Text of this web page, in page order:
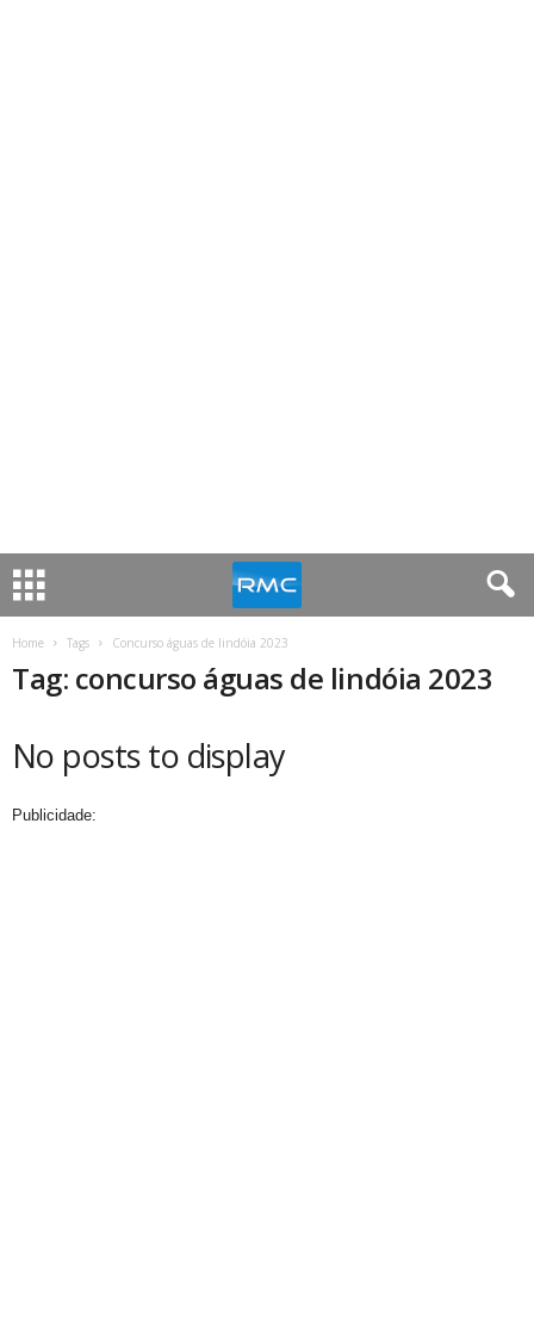
Home Tags Concurso águas de lindóia 2023
Tag: concurso águas de lindóia 2023
No posts to display
Publicidade: